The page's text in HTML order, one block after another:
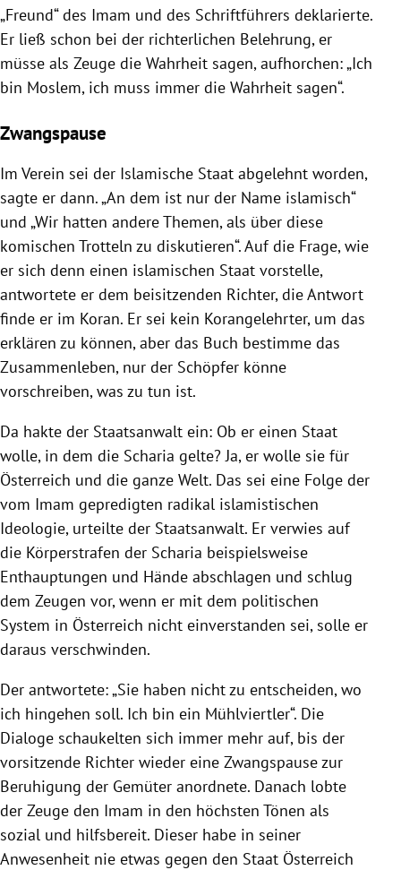
„Freund“ des Imam und des Schriftführers deklarierte.
Er ließ schon bei der richterlichen Belehrung, er
müsse als Zeuge die Wahrheit sagen, aufhorchen: „Ich
bin Moslem, ich muss immer die Wahrheit sagen“.
Zwangspause
Im Verein sei der Islamische Staat abgelehnt worden,
sagte er dann. „An dem ist nur der Name islamisch“
und „Wir hatten andere Themen, als über diese
komischen Trotteln zu diskutieren“. Auf die Frage, wie
er sich denn einen islamischen Staat vorstelle,
antwortete er dem beisitzenden Richter, die Antwort
finde er im Koran. Er sei kein Korangelehrter, um das
erklären zu können, aber das Buch bestimme das
Zusammenleben, nur der Schöpfer könne
vorschreiben, was zu tun ist.
Da hakte der Staatsanwalt ein: Ob er einen Staat
wolle, in dem die Scharia gelte? Ja, er wolle sie für
Österreich und die ganze Welt. Das sei eine Folge der
vom Imam gepredigten radikal islamistischen
Ideologie, urteilte der Staatsanwalt. Er verwies auf
die Körperstrafen der Scharia beispielsweise
Enthauptungen und Hände abschlagen und schlug
dem Zeugen vor, wenn er mit dem politischen
System in Österreich nicht einverstanden sei, solle er
daraus verschwinden.
Der antwortete: „Sie haben nicht zu entscheiden, wo
ich hingehen soll. Ich bin ein Mühlviertler“. Die
Dialoge schaukelten sich immer mehr auf, bis der
vorsitzende Richter wieder eine Zwangspause zur
Beruhigung der Gemüter anordnete. Danach lobte
der Zeuge den Imam in den höchsten Tönen als
sozial und hilfsbereit. Dieser habe in seiner
Anwesenheit nie etwas gegen den Staat Österreich